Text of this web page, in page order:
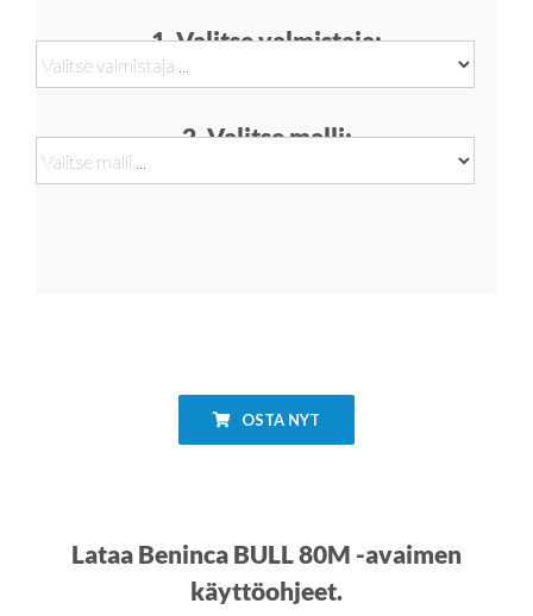
1. Valitse valmistaja:
2. Valitse malli:
OSTA NYT
Lataa Beninca BULL 80M -avaimen
käyttöohjeet.